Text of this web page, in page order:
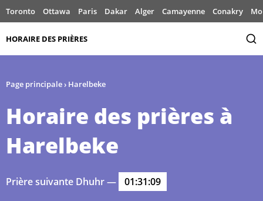
Toronto Ottawa Paris Dakar Alger Camayenne Conakry
HORAIRE DES PRIÈRES
Page principale› Harelbeke
Horaire des prières à
Harelbeke
Prière suivante Dhuhr — 01:31:09